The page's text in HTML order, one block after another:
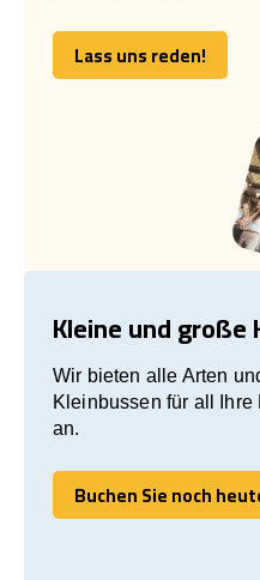
Lass uns reden!
Lass uns reden!
Kleine und große
Wir bieten alle Arten
Kleinbussen für all
an.
Buchen Sie noch
Buchen Sie noch